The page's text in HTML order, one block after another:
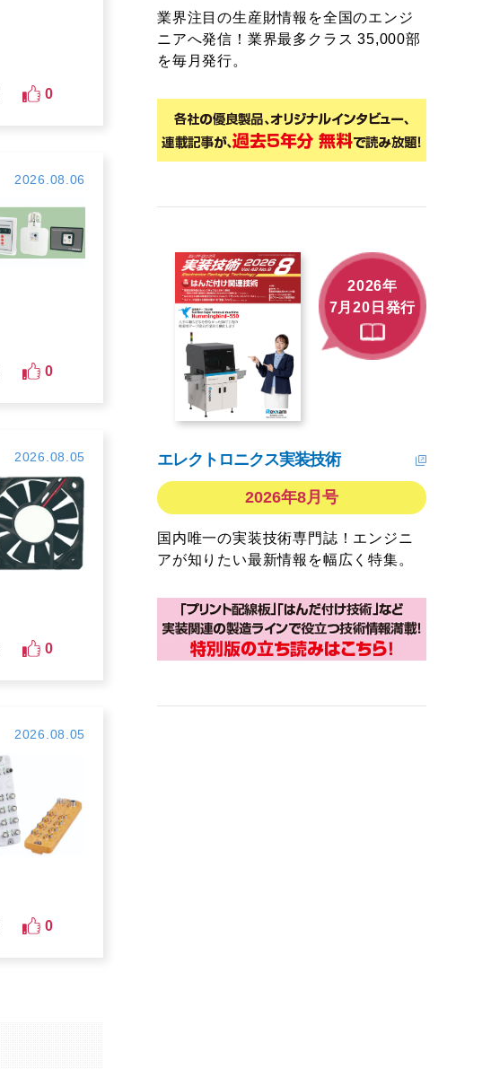
0
2026.08.06
0
2026.08.05
0
2026.08.05
0
業界注目の生産財情報を全国のエンジ
ニアへ発信！業界最多クラス 35,000部
を毎月発行。
2026年
7月20日発行
エレクトロニクス実装技術
2026年8月号
国内唯一の実装技術専門誌！エンジニ
アが知りたい最新情報を幅広く特集。